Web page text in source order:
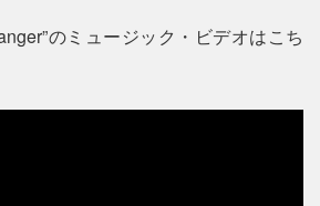
のミュージック・ビデオはこち